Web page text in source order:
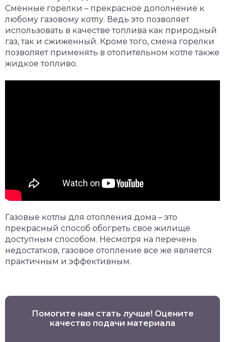
Сменные горелки – прекрасное дополнение к
любому газовому котлу. Ведь это позволяет
использовать в качестве топлива как природный
газ, так и сжиженный. Кроме того, смена горелки
позволяет применять в отопительном котле также
жидкое топливо.
Газовые котлы для отопления дома – это
прекрасный способ обогреть свое жилище
доступным способом. Несмотря на перечень
недостатков, газовое отопление все же является
практичным и эффективным.
Помогите нам стать лучше! Оцените
качество подачи материала